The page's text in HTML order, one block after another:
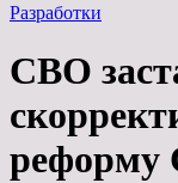
Разработки
СВО
реформу